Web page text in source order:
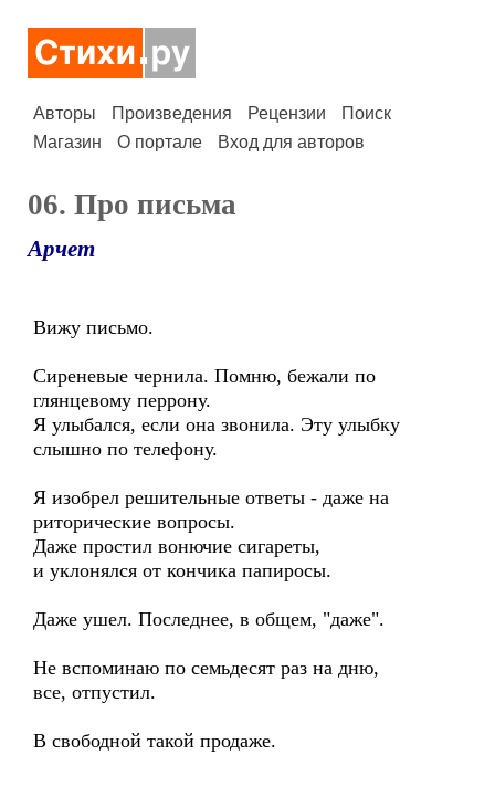
Авторы Произведения Рецензии
Поиск
Магазин
О портале Вход для авторов
06. Про письма
Арчет
Вижу письмо.
Сиреневые чернила. Помню, бежали по
глянцевому перрону.
Я улыбался, если она звонила. Эту улыбку
слышно по телефону.
Я изобрел решительные ответы - даже на
риторические вопросы.
Даже простил вонючие сигареты,
и уклонялся от кончика папиросы.
Даже ушел. Последнее, в общем, "даже".
Не вспоминаю по семьдесят раз на дню,
все, отпустил.
В свободной такой продаже.